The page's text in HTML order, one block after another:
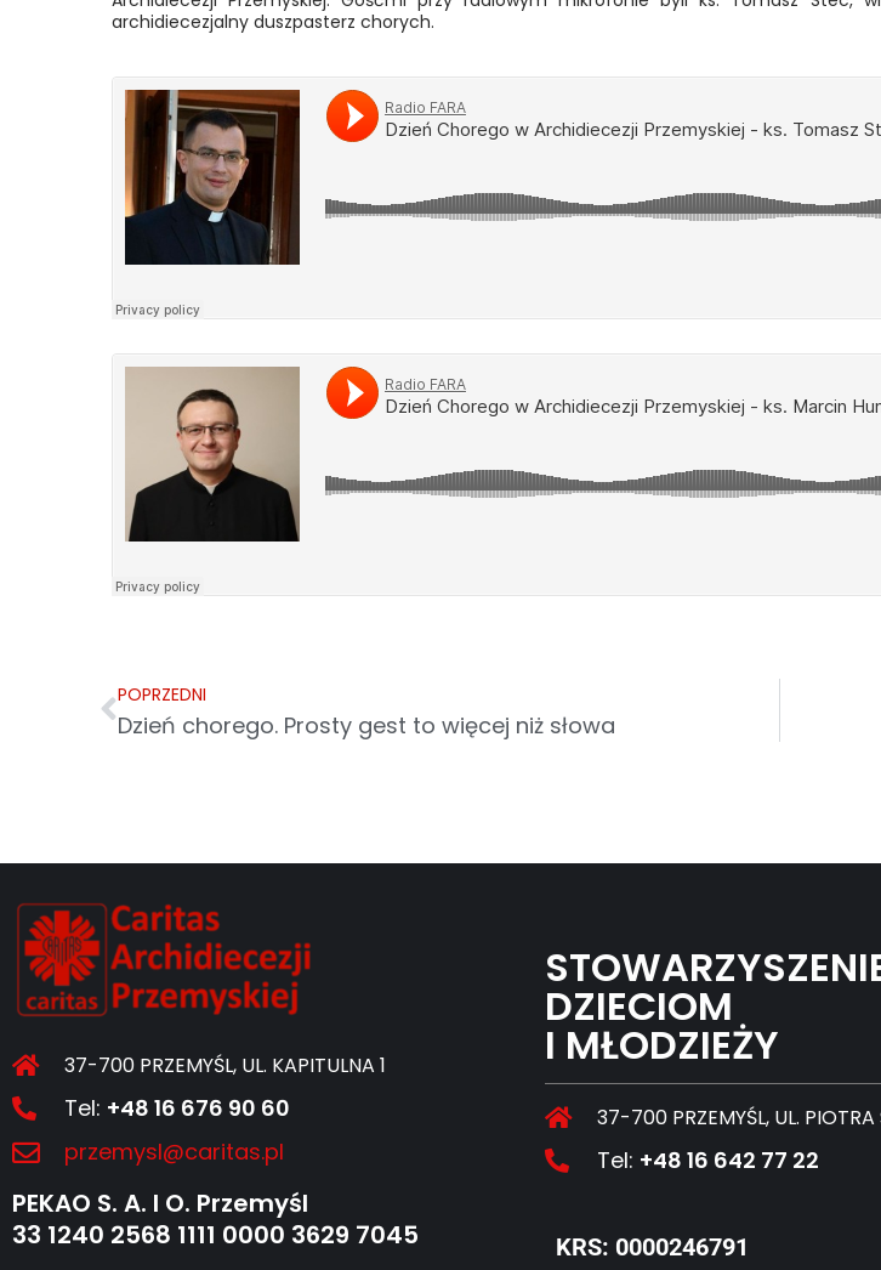
archidiecezjalny duszpasterz chorych.
POPRZEDNI
Dzień chorego. Prosty gest to więcej niż słowa
37-700 PRZEMYŚL, UL. KAPITULNA 1
Tel: +48 16 676 90 60
przemysl@caritas.pl
PEKAO S. A. I O. Przemyśl
33 1240 2568 1111 0000 3629 7045
DZIECIOM
I MŁODZIEŻY
37-700 PRZEMYŚL, UL. PIOTRA
Tel: +48 16 642 77 22
KRS: 0000246791